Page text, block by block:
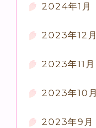
2024年1月
2023年12月
2023年11月
2023年10月
2023年9月